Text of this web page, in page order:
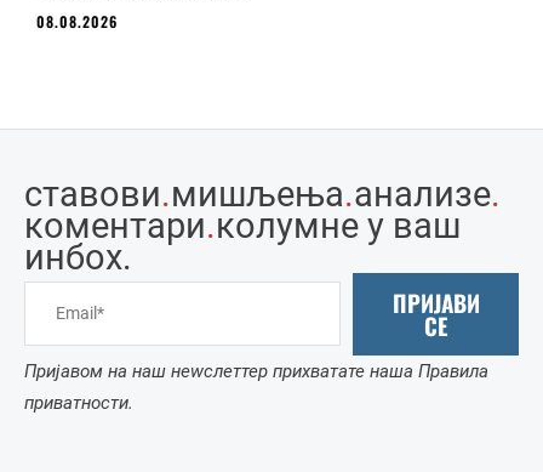
08.08.2026
ставови.мишљења.анализе.
коментари.колумне у ваш
инбоx.
ПРИЈАВИ
СЕ
Пријавом на наш неwслеттер прихватате наша Правила
приватности.